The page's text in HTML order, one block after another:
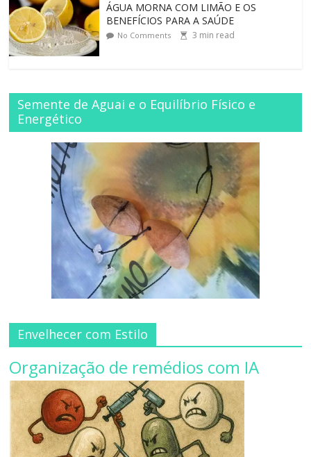
ÁGUA MORNA COM LIMÃO E OS
BENEFÍCIOS PARA A SAÚDE
No Comments 3 min read
Semente de Aguai e o Equilíbrio Físico e
Energético
Envelhecer com Estilo
Organização de remédios com IA